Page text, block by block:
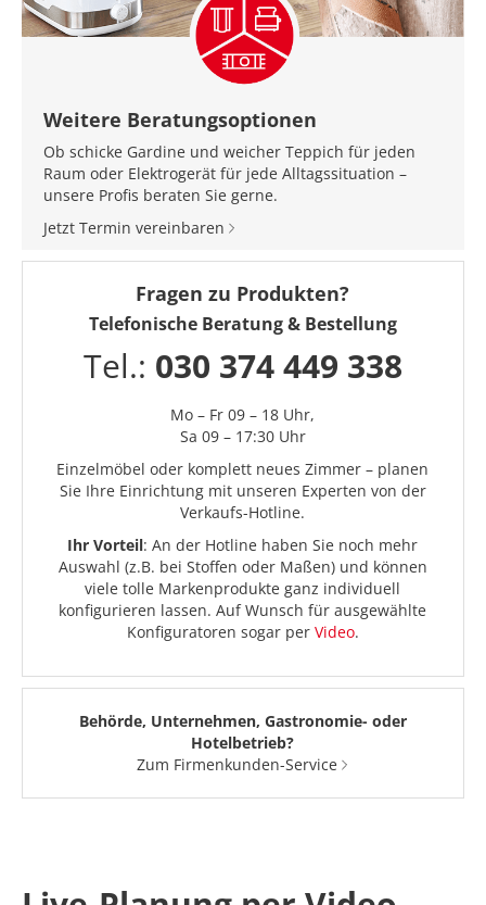
Weitere Beratungsoptionen
Ob schicke Gardine und weicher Teppich für jeden
Raum oder Elektrogerät für jede Alltagssituation –
unsere Profis beraten Sie gerne.
Jetzt Termin vereinbaren
Fragen zu Produkten?
Telefonische Beratung & Bestellung
Tel.: 030 374 449 338
Mo – Fr 09 – 18 Uhr,
Sa 09 – 17:30 Uhr
Einzelmöbel oder komplett neues Zimmer – planen
Sie Ihre Einrichtung mit unseren Experten von der
Verkaufs-Hotline.
Ihr Vorteil: An der Hotline haben Sie noch mehr
Auswahl (z.B. bei Stoffen oder Maßen) und können
viele tolle Markenprodukte ganz individuell
konfigurieren lassen. Auf Wunsch für ausgewählte
Konfiguratoren sogar per Video.
Behörde, Unternehmen, Gastronomie- oder
Hotelbetrieb?
Zum Firmenkunden-Service